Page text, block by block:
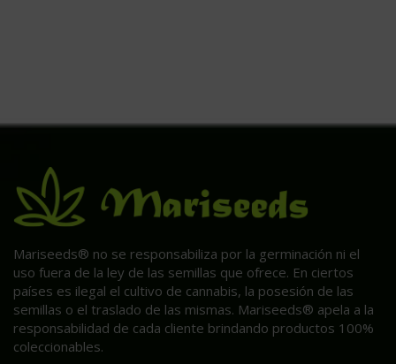
Mariseeds® no se responsabiliza por la germinación ni el
uso fuera de la ley de las semillas que ofrece. En ciertos
países es ilegal el cultivo de cannabis, la posesión de las
semillas o el traslado de las mismas. Mariseeds® apela a la
responsabilidad de cada cliente brindando productos 100%
coleccionables.